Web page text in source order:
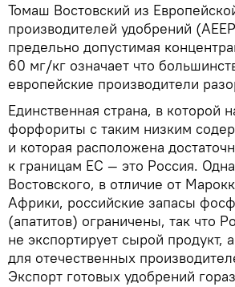
Томаш Востовский из
производителей удобрений
предельно допустимая
60 мг/кг означает что
европейские производители
Единственная страна, в которой
форфориты с таким низким
и которая расположена
к границам ЕС — это Россия.
Востовского, в отличие от
Африки, российские запасы
(апатитов) ограничены, так что
не экспортирует сырой продукт,
для отечественных
Экспорт готовых удобрений